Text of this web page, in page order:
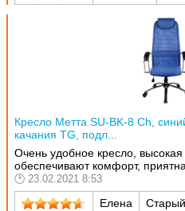
Кресло Метта SU-BK-8 Ch,
качания TG, подл...
Очень удобное кресло, высокая
обеспечивают комфорт,
23.02.2021 8:53
Елена